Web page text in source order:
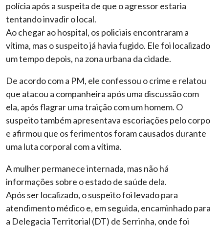
polícia após a suspeita de que o agressor estaria
tentando invadir o local.
Ao chegar ao hospital, os policiais encontraram a
vítima, mas o suspeito já havia fugido. Ele foi localizado
um tempo depois, na zona urbana da cidade.
De acordo com a PM, ele confessou o crime e relatou
que atacou a companheira após uma discussão com
ela, após flagrar uma traição com um homem. O
suspeito também apresentava escoriações pelo corpo
e afirmou que os ferimentos foram causados durante
uma luta corporal com a vítima.
A mulher permanece internada, mas não há
informações sobre o estado de saúde dela.
Após ser localizado, o suspeito foi levado para
atendimento médico e, em seguida, encaminhado para
a Delegacia Territorial (DT) de Serrinha, onde foi